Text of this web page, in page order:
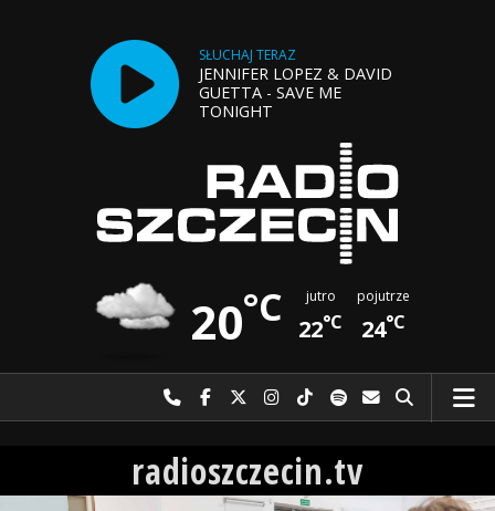
SŁUCHAJ TERAZ
JENNIFER LOPEZ & DAVID
GUETTA - SAVE ME
TONIGHT
20°C jutro
22°C
pojutrze
24°C
Najlepiej po prostu do nas zadzwoń
Odwiedź nas na Facebook-u
Odwiedź nas na X
Odwiedź nas na Instagram-ie
Odwiedź nas na TikTok-u
Szukaj nas na Spotify
Wyślij do nas
Szukaj
radioszczecin.tv